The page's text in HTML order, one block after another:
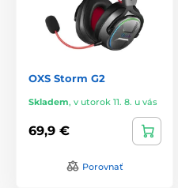
OXS Storm G2
Skladem, v utorok 11. 8. u vás
69,9 €
Porovnať